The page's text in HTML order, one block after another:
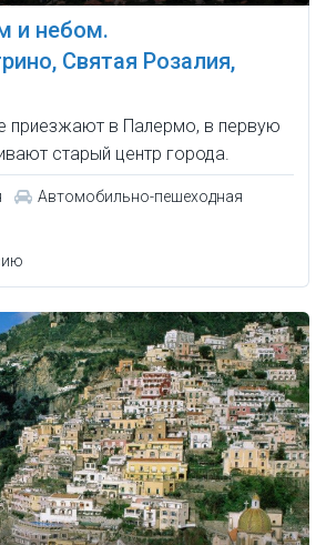
и небом.
Святая Розалия,
приезжают в Палермо, в первую
старый центр города.
Автомобильно-пешеходная